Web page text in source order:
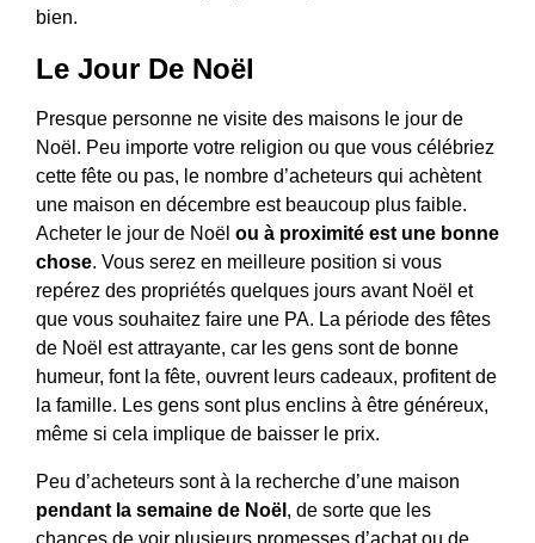
bien.
Le Jour De Noël
Presque personne ne visite des maisons le jour de
Noël. Peu importe votre religion ou que vous célébriez
cette fête ou pas, le nombre d’acheteurs qui achètent
une maison en décembre est beaucoup plus faible.
Acheter le jour de Noël ou à proximité est une bonne
chose. Vous serez en meilleure position si vous
repérez des propriétés quelques jours avant Noël et
que vous souhaitez faire une PA. La période des fêtes
de Noël est attrayante, car les gens sont de bonne
humeur, font la fête, ouvrent leurs cadeaux, profitent de
la famille. Les gens sont plus enclins à être généreux,
même si cela implique de baisser le prix.
Peu d’acheteurs sont à la recherche d’une maison
pendant la semaine de Noël , de sorte que les
chances de voir plusieurs promesses d’achat ou de